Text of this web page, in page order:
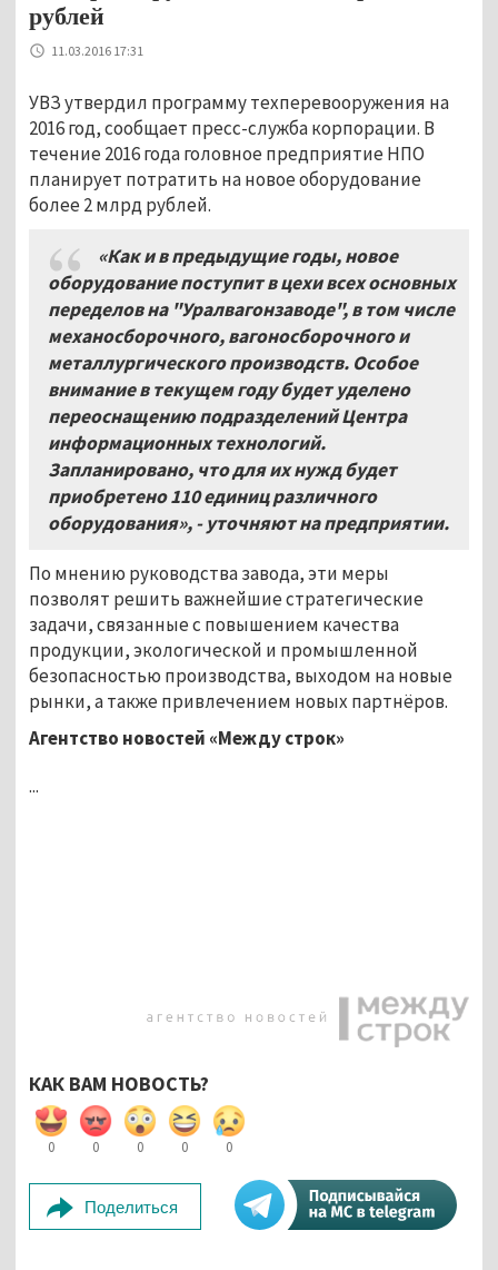
рублей
11.03.2016 17:31
УВЗ утвердил программу техперевооружения на
2016 год, сообщает пресс-служба корпорации. В
течение 2016 года головное предприятие НПО
планирует потратить на новое оборудование
более 2 млрд рублей.
«Как и в предыдущие годы, новое
оборудование поступит в цехи всех основных
переделов на "Уралвагонзаводе", в том числе
механосборочного, вагоносборочного и
металлургического производств. Особое
внимание в текущем году будет уделено
переоснащению подразделений Центра
информационных технологий.
Запланировано, что для их нужд будет
приобретено 110 единиц различного
оборудования», - уточняют на предприятии.
По мнению руководства завода, эти меры
позволят решить важнейшие стратегические
задачи, связанные с повышением качества
продукции, экологической и промышленной
безопасностью производства, выходом на новые
рынки, а также привлечением новых партнёров.
Агентство новостей «Между строк»
...
КАК ВАМ НОВОСТЬ?
0 0 0 0 0
Поделиться